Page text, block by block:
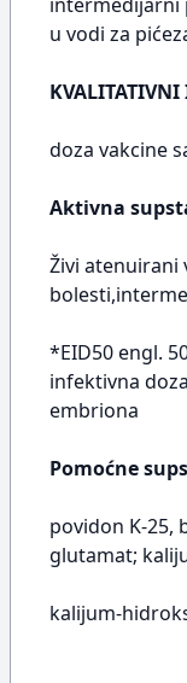
u vodi za
KVALITATIVNI
doza vakcine
Aktivna
Živi atenuirani
*EID50 engl.
infektivna
embriona
Pomoćne
povidon K-
glutamat;
kalijum-